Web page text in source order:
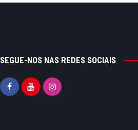
SEGUE-NOS NAS REDES SOCIAIS